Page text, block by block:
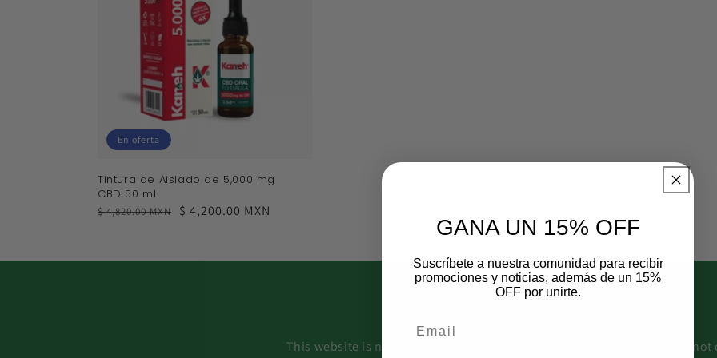
Tintura de Aislado de 5,000 mg
CBD 50 ml
Precio
$ 4,820.00 MXN
Precio
$ 4,200.00 MXN
En oferta
This website is not intended to provide medical information and does not
GANA UN 15% OFF
Suscríbete a nuestra comunidad para recibir
promociones y noticias, además de un 15%
OFF por unirte.